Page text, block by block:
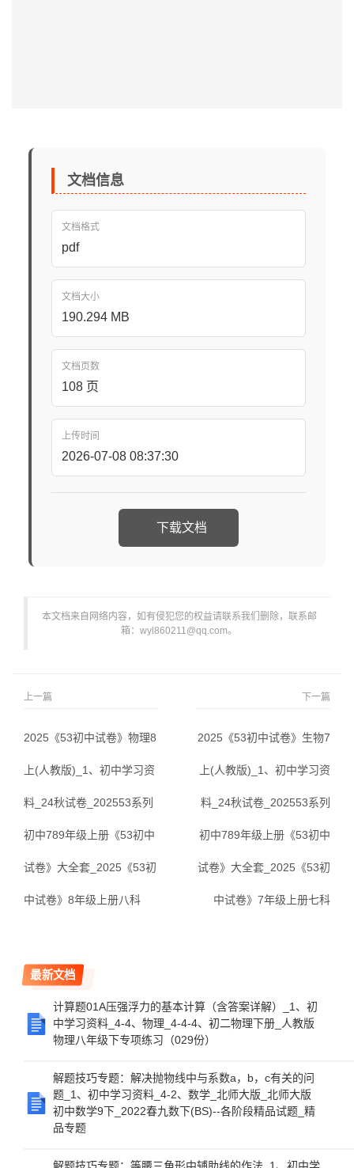
文档信息
文档格式
pdf
文档大小
190.294 MB
文档页数
108 页
上传时间
2026-07-08 08:37:30
下载文档
本文档来自网络内容，如有侵犯您的权益请联系我们删除，联系邮
箱：wyl860211@qq.com。
上一篇
2025《53初中试卷》物理8
上(人教版)_1、初中学习资
料_24秋试卷_202553系列
初中789年级上册《53初中
试卷》大全套_2025《53初
中试卷》8年级上册八科
下一篇
2025《53初中试卷》生物7
上(人教版)_1、初中学习资
料_24秋试卷_202553系列
初中789年级上册《53初中
试卷》大全套_2025《53初
中试卷》7年级上册七科
最新文档
计算题01A压强浮力的基本计算（含答案详解）_1、初
中学习资料_4-4、物理_4-4-4、初二物理下册_人教版
物理八年级下专项练习（029份）
解题技巧专题：解决抛物线中与系数a，b，c有关的问
题_1、初中学习资料_4-2、数学_北师大版_北师大版
初中数学9下_2022春九数下(BS)--各阶段精品试题_精
品专题